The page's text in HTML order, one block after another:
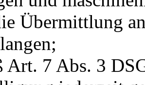
Übermittlung
Art. 7 Abs. 3